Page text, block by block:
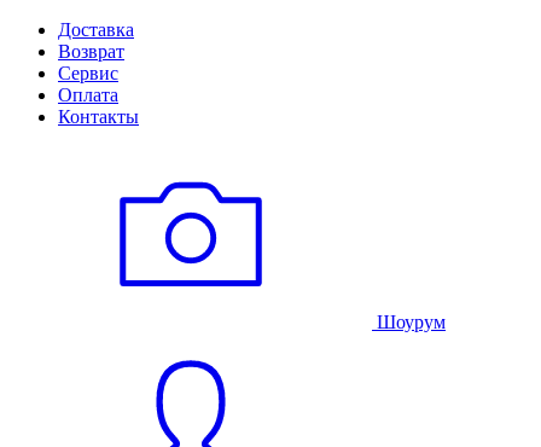
Доставка
Возврат
Сервис
Оплата
Контакты
Шоурум